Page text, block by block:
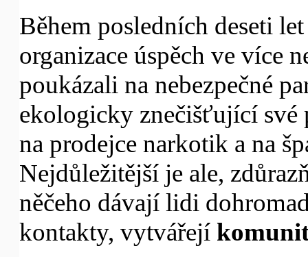
Během posledních deseti
organizace úspěch ve více
poukázali na nebezpečné
ekologicky znečišťující své
na prodejce narkotik a na
Nejdůležitější je ale,
něčeho dávají lidi
kontakty, vytvářejí